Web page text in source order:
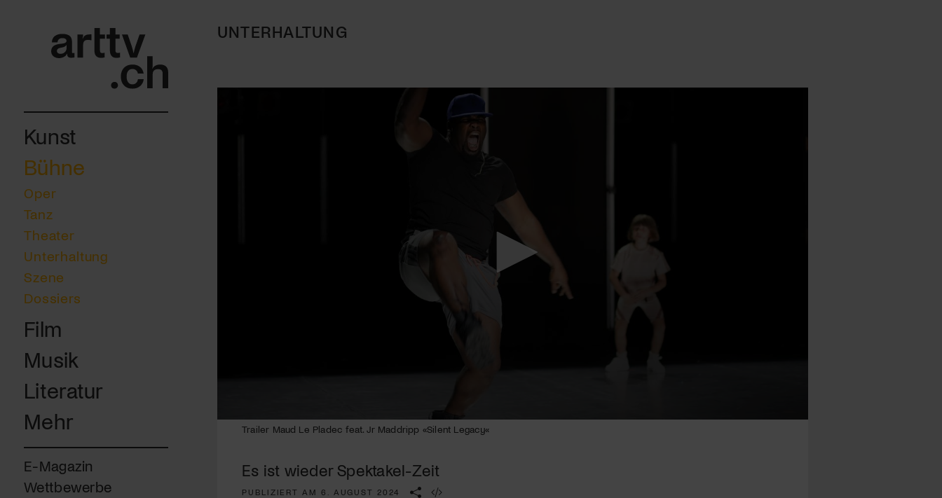
Kunst
Bühne
Oper
Tanz
Theater
Unterhaltung
Szene
Dossiers
Film
Musik
Literatur
Mehr
E-Magazin
Wettbewerbe
UNTERHALTUNG
seconds
seconds Volume
Trailer Maud Le Pladec feat. Jr Maddripp «Silent Legacy«
Es ist wieder Spektakel-Zeit
PUBLIZIERT AM 6. AUGUST 2024
Mach mit: «Be Part of the Art»!
Engagiere dich als Kulturliebhaber:in, Kulturschaffende(r) oder